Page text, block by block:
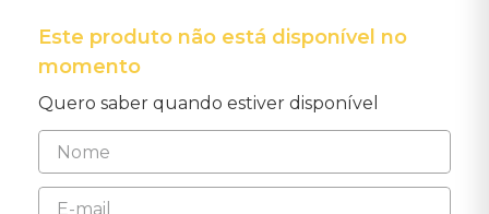
Este produto não está disponível no
momento
Quero saber quando estiver disponível